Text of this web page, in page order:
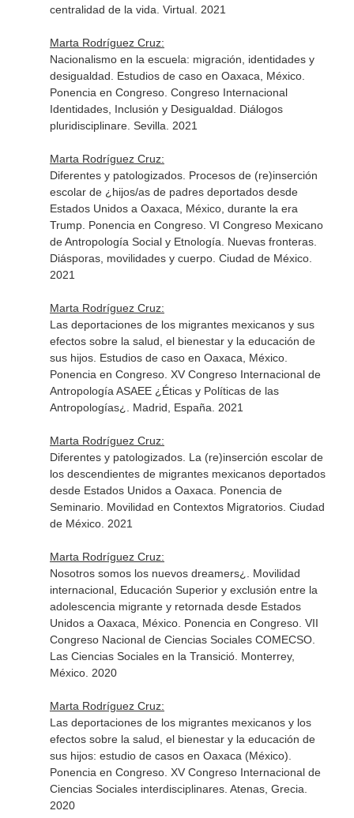
centralidad de la vida. Virtual. 2021
Marta Rodríguez Cruz:
Nacionalismo en la escuela: migración, identidades y
desigualdad. Estudios de caso en Oaxaca, México.
Ponencia en Congreso. Congreso Internacional
Identidades, Inclusión y Desigualdad. Diálogos
pluridisciplinare. Sevilla. 2021
Marta Rodríguez Cruz:
Diferentes y patologizados. Procesos de (re)inserción
escolar de ¿hijos/as de padres deportados desde
Estados Unidos a Oaxaca, México, durante la era
Trump. Ponencia en Congreso. VI Congreso Mexicano
de Antropología Social y Etnología. Nuevas fronteras.
Diásporas, movilidades y cuerpo. Ciudad de México.
2021
Marta Rodríguez Cruz:
Las deportaciones de los migrantes mexicanos y sus
efectos sobre la salud, el bienestar y la educación de
sus hijos. Estudios de caso en Oaxaca, México.
Ponencia en Congreso. XV Congreso Internacional de
Antropología ASAEE ¿Éticas y Políticas de las
Antropologías¿. Madrid, España. 2021
Marta Rodríguez Cruz:
Diferentes y patologizados. La (re)inserción escolar de
los descendientes de migrantes mexicanos deportados
desde Estados Unidos a Oaxaca. Ponencia de
Seminario. Movilidad en Contextos Migratorios. Ciudad
de México. 2021
Marta Rodríguez Cruz:
Nosotros somos los nuevos dreamers¿. Movilidad
internacional, Educación Superior y exclusión entre la
adolescencia migrante y retornada desde Estados
Unidos a Oaxaca, México. Ponencia en Congreso. VII
Congreso Nacional de Ciencias Sociales COMECSO.
Las Ciencias Sociales en la Transició. Monterrey,
México. 2020
Marta Rodríguez Cruz:
Las deportaciones de los migrantes mexicanos y los
efectos sobre la salud, el bienestar y la educación de
sus hijos: estudio de casos en Oaxaca (México).
Ponencia en Congreso. XV Congreso Internacional de
Ciencias Sociales interdisciplinares. Atenas, Grecia.
2020